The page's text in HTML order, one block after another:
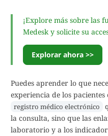
¡Explore más sobre las
Medesk y solicite su
Explorar ahora >>
Puedes aprender lo que
experiencia de los
registro médico electrónico
la consulta, sino que las
laboratorio y a los